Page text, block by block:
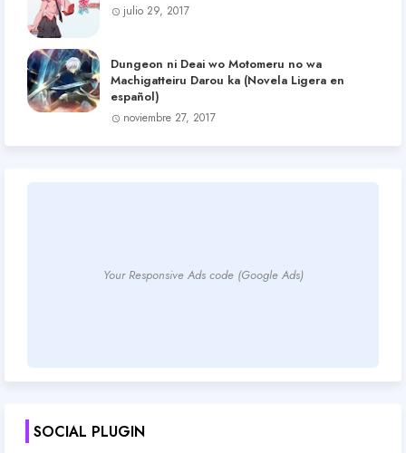
julio 29, 2017
Dungeon ni Deai wo Motomeru no wa
Machigatteiru Darou ka (Novela Ligera en
español)
noviembre 27, 2017
Your Responsive Ads code (Google Ads)
SOCIAL PLUGIN